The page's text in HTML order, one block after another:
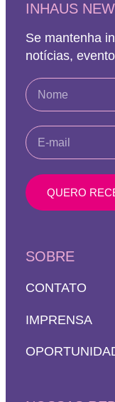
INHAUS
Se mantenha
notícias,
QUERO
SOBRE
CONTATO
IMPRENSA